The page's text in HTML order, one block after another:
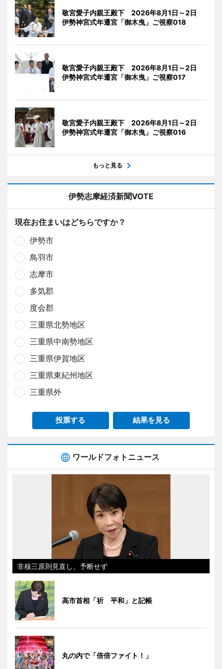
敬宮愛子内親王殿下 2026年8月1日～2日
伊勢神宮式年遷宮「御木曳」ご視察018
敬宮愛子内親王殿下 2026年8月1日～2日
伊勢神宮式年遷宮「御木曳」ご視察017
敬宮愛子内親王殿下 2026年8月1日～2日
伊勢神宮式年遷宮「御木曳」ご視察016
もっと見る
伊勢志摩経済新聞VOTE
現在お住まいはどちらですか？
伊勢市
鳥羽市
志摩市
多気郡
度会郡
三重県北勢地区
三重県中南勢地区
三重県伊賀地区
三重県東紀州地区
三重県外
投票する 結果を見る
ワールドフォトニュース
非核三原則見直し、予断せず
高市首相「祈 平和」と記帳
丸の内で「倍倍ファイト！」